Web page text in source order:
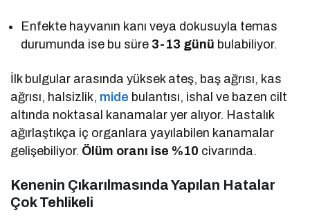
Enfekte hayvanın kanı veya dokusuyla temas
durumunda ise bu süre 3-13 günü bulabiliyor.
İlk bulgular arasında yüksek ateş, baş ağrısı, kas
ağrısı, halsizlik, mide bulantısı, ishal ve bazen cilt
altında noktasal kanamalar yer alıyor. Hastalık
ağırlaştıkça iç organlara yayılabilen kanamalar
gelişebiliyor. Ölüm oranı ise %10 civarında.
Kenenin Çıkarılmasında Yapılan Hatalar
Çok Tehlikeli